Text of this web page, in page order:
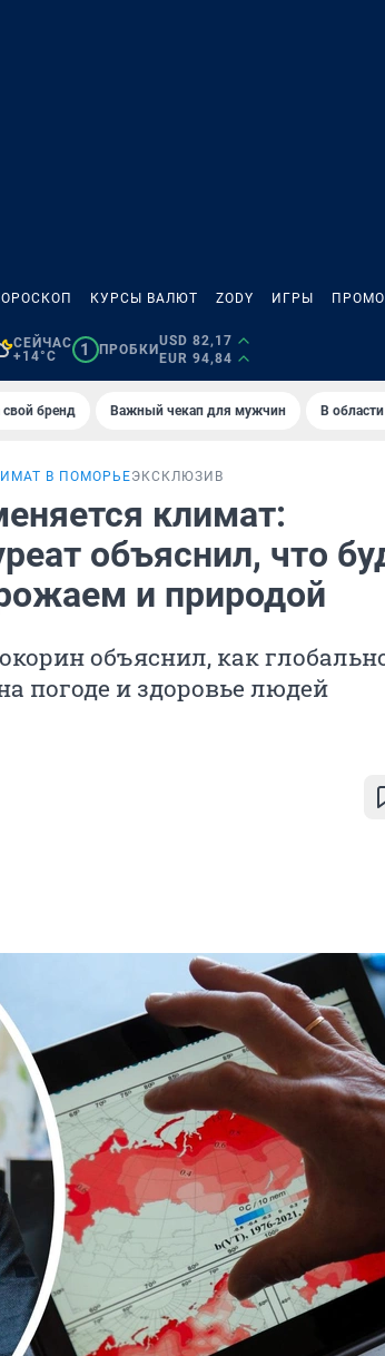
КУРСЫ ВАЛЮТ ZODY ИГРЫ
СЕЙЧАС
+14°C
1 ПРОБКИ
USD 82,17
EUR 94,84
бренд Важный чекап для мужчин В
В ПОМОРЬЕЭКСКЛЮЗИВ
климат:
объяснил, что
и природой
объяснил, как
погоде и здоровье людей